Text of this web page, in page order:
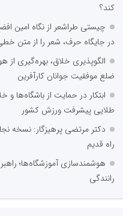
کند؟
چیستی طراشعر از نگاه امین
در جایگاه حرف، شعر را از متن
الگوپذیری خلاق، بهره‌گیری
ضلع موفقیت جوانان کارآفرین
ابتکار در حمایت از باشگاه‌ها
طلایی پیشرفت ورزش کشور
دکتر مرتضی پرهیزگار: نسخه
راه قدیم
هوشمندسازی آموزشگاه‌ها؛
رانندگی